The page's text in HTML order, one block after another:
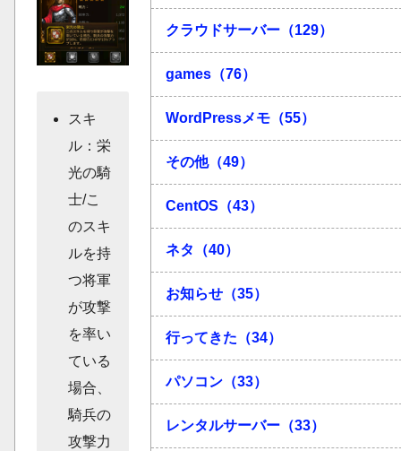
スキ
ル：栄
光の騎
士/こ
のスキ
ルを持
つ将軍
が攻撃
を率い
ている
場合、
騎兵の
攻撃力
クラウドサーバー（129）
games（76）
WordPressメモ（55）
その他（49）
CentOS（43）
ネタ（40）
お知らせ（35）
行ってきた（34）
パソコン（33）
レンタルサーバー（33）